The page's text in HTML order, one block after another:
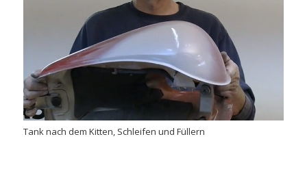
Tank nach dem Kitten, Schleifen und Füllern